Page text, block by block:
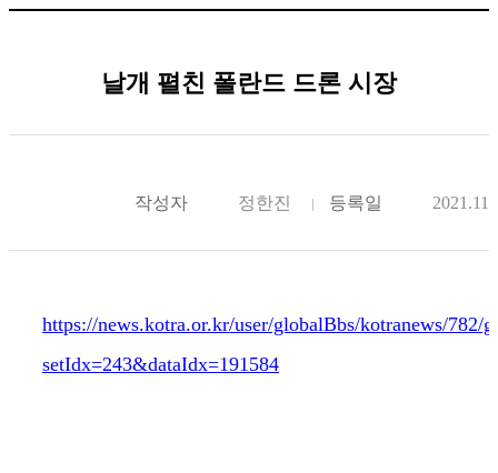
날개 펼친 폴란드 드론 시장
작성자 정한진 등록일
https://news.kotra.or.kr/user/globalBbs/kotranews/782/
setIdx=243&dataIdx=191584